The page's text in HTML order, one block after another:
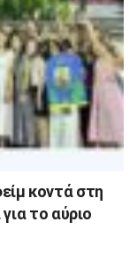
κοντά στη
το αύριο